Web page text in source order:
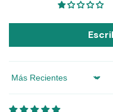
Sort by